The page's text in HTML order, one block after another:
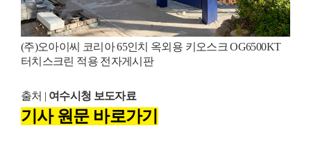
(주)오아이씨 코리아 65인치 옥외용 키오스크 OG6500KT
터치스크린 적용 전자게시판
출처 | 여수시청 보도자료
기사 원문 바로가기